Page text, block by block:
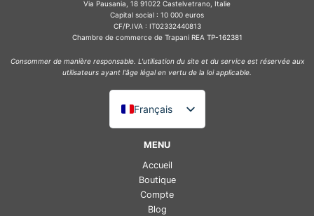
Via Pausania, 18 91022 Castelvetrano, Italie
Capital social : 10 000 euros
CF/P.IVA : IT02332440813
Chambre de commerce de Trapani REA TP-162381
Consommer de manière responsable. L'utilisation du site et du service est réservée aux
utilisateurs ayant l'âge légal en vertu de la loi applicable.
Français
Italiano
Deutsch
Español
MENU
Accueil
Boutique
Compte
Blog